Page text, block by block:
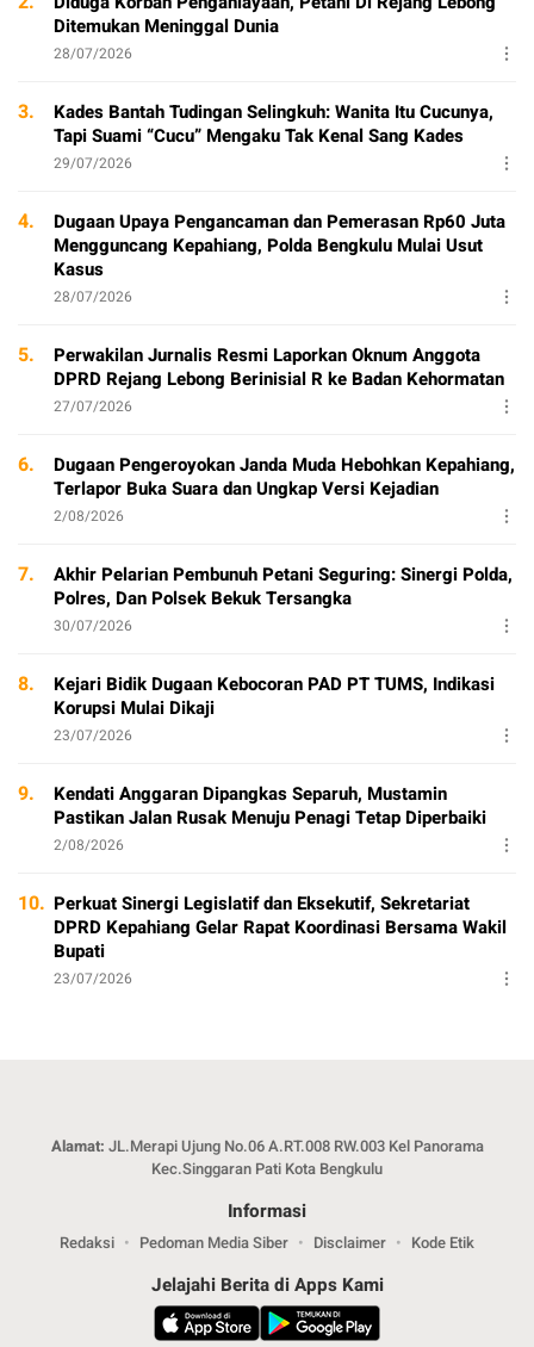
Ditemukan Meninggal Dunia
28/07/2026
3.
Kades Bantah Tudingan Selingkuh: Wanita Itu Cucunya,
Tapi Suami “Cucu” Mengaku Tak Kenal Sang Kades
29/07/2026
4.
Dugaan Upaya Pengancaman dan Pemerasan Rp60 Juta
Mengguncang Kepahiang, Polda Bengkulu Mulai Usut
Kasus
28/07/2026
5.
Perwakilan Jurnalis Resmi Laporkan Oknum Anggota
DPRD Rejang Lebong Berinisial R ke Badan Kehormatan
27/07/2026
6.
Dugaan Pengeroyokan Janda Muda Hebohkan Kepahiang,
Terlapor Buka Suara dan Ungkap Versi Kejadian
2/08/2026
7.
Akhir Pelarian Pembunuh Petani Seguring: Sinergi Polda,
Polres, Dan Polsek Bekuk Tersangka
30/07/2026
8.
Kejari Bidik Dugaan Kebocoran PAD PT TUMS, Indikasi
Korupsi Mulai Dikaji
23/07/2026
9.
Kendati Anggaran Dipangkas Separuh, Mustamin
Pastikan Jalan Rusak Menuju Penagi Tetap Diperbaiki
2/08/2026
10. Perkuat Sinergi Legislatif dan Eksekutif, Sekretariat
DPRD Kepahiang Gelar Rapat Koordinasi Bersama Wakil
Bupati
23/07/2026
Alamat: JL.Merapi Ujung No.06 A.RT.008 RW.003 Kel Panorama
Kec.Singgaran Pati Kota Bengkulu
Informasi
Redaksi Pedoman Media Siber Disclaimer Kode Etik
Jelajahi Berita di Apps Kami